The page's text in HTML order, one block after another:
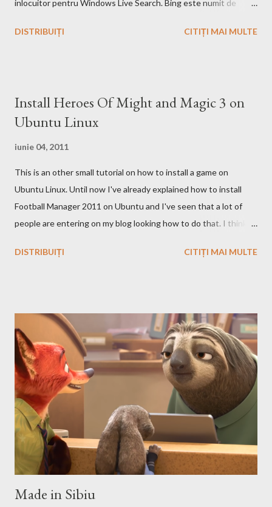
inlocuitor pentru Windows Live Search. Bing este numit de
Bing da si un mic exemplu cum poti sa castigi bani de pe urma
care face acest lucru. Ramane la decizia voastra ce motor de
cautare sa folositi!
DISTRIBUIȚI CITIȚI MAI MULTE
Install Heroes Of Might and Magic 3 on
Ubuntu Linux
iunie 04, 2011
This is an other small tutorial on how to install a game on
Ubuntu Linux. Until now I've already explained how to install
Football Manager 2011 on Ubuntu and I've seen that a lot of
people are entering on my blog looking how to do that. I think
the story and the game play is calling you to play it also in Linux,
definitively sure that you'll find a site from which to download
the game files ;). Installation After downloading the game you
have to install it. If the *.iso file is compressed in a *.bz2 file you
have to uncompressed it. After that write in the Terminal this,
after you go with cd command in the folder where the iso file is:
sudo mount -t iso9660 -o loop HMM3-Linux.iso /mnt/fakecd ...
DISTRIBUIȚI CITIȚI MAI MULTE
Made in Sibiu